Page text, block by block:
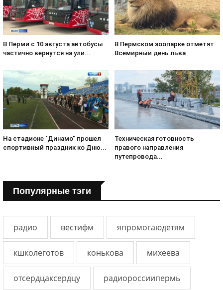
В Перми с 10 августа автобусы
частично вернутся на ули...
В Пермском зоопарке отметят
Всемирный день льва
На стадионе "Динамо" прошел
спортивный праздник ко Дню...
Техническая готовность
правого направления
путепровода...
Популярные тэги
радио вестифм япромогаюдетям
кшколеготов конькова михеева
отсердцаксердцу радиороссиипермь